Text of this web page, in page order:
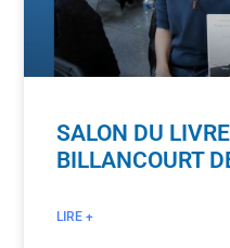
SALON DU
BILLANCOURT
LIRE +